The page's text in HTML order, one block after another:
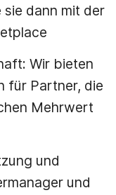
sie dann mit der
Wir bieten
für Partner, die
Mehrwert
und
und